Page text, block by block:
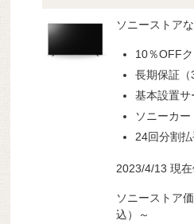
ソニーストア
10％OFF
長期保証（
基本設置サ
ソニーカ
24回分割
2023/4/13 現
ソニーストア
込）～